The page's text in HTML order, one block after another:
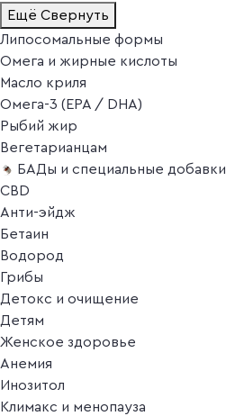
Ещё Свернуть
Липосомальные формы
Омега и жирные кислоты
Масло криля
Омега-3 (EPA / DHA)
Рыбий жир
Вегетарианцам
БАДы и специальные добавки
CBD
Анти-эйдж
Бетаин
Водород
Грибы
Детокс и очищение
Детям
Женское здоровье
Анемия
Инозитол
Климакс и менопауза